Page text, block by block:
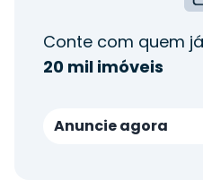
Conte com quem
20 mil imóveis
Anuncie agora